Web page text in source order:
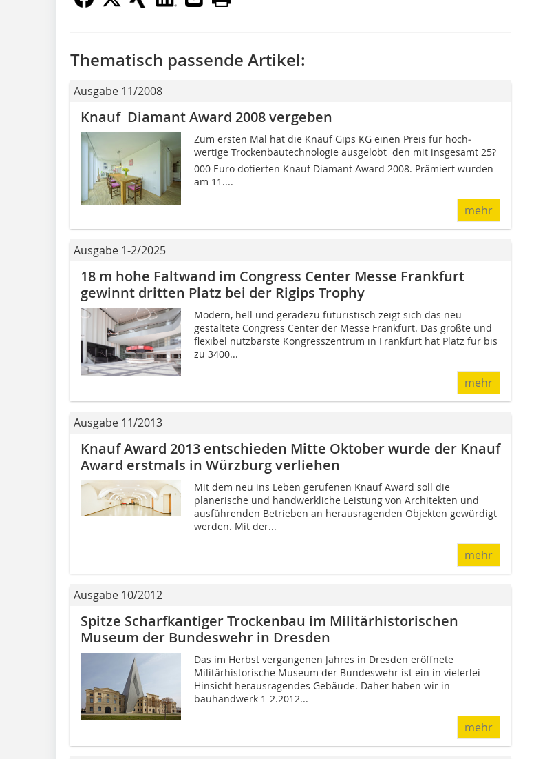
Thematisch passende Artikel:
Ausgabe 11/2008
Knauf Diamant Award 2008 vergeben
Zum ersten Mal hat die Knauf Gips KG einen Preis für hoch­
wertige Trockenbautechnologie ausgelobt  den mit insgesamt 25?
000 Euro dotierten Knauf Dia­mant Award 2008. Prämiert wurden
am 11....
mehr
Ausgabe 1-2/2025
18 m hohe Faltwand im Congress Center Messe Frankfurt
gewinnt dritten Platz bei der Rigips Trophy
Modern, hell und geradezu futuristisch zeigt sich das neu
gestaltete Congress Center der Messe Frankfurt. Das größte und
flexibel nutzbarste Kongresszentrum in Frankfurt hat Platz für bis
zu 3400...
mehr
Ausgabe 11/2013
Knauf Award 2013 entschieden Mitte Oktober wurde der Knauf
Award erstmals in Würzburg verliehen
Mit dem neu ins Leben gerufenen Knauf Award soll die
planerische und handwerkliche Leistung von Architekten und
ausführenden Betrieben an herausragenden Objekten gewürdigt
werden. Mit der...
mehr
Ausgabe 10/2012
Spitze Scharfkantiger Trockenbau im Militärhistorischen
Museum der Bundeswehr in Dresden
Das im Herbst vergangenen Jahres in Dresden eröffnete
Militärhistorische Museum der Bundeswehr ist ein in vielerlei
Hinsicht herausragendes Gebäude. Daher haben wir in
bauhandwerk 1-2.2012...
mehr